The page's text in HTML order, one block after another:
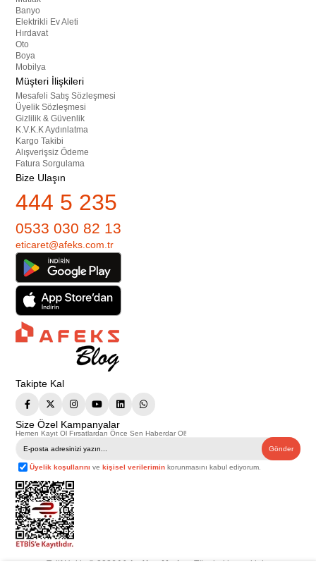
Banyo
Elektrikli Ev Aleti
Hırdavat
Oto
Boya
Mobilya
Müşteri İlişkileri
Mesafeli Satış Sözleşmesi
Üyelik Sözleşmesi
Gizlilik & Güvenlik
K.V.K.K Aydınlatma
Kargo Takibi
Alışverişsiz Ödeme
Fatura Sorgulama
Bize Ulaşın
444 5 235
0533 030 82 13
eticaret@afeks.com.tr
Takipte Kal
Size Özel Kampanyalar
Hemen Kayıt Ol Fırsatlardan Önce Sen Haberdar Ol!
Gönder
Üyelik koşullarını vekişisel verilerimin korunmasını kabul ediyorum.